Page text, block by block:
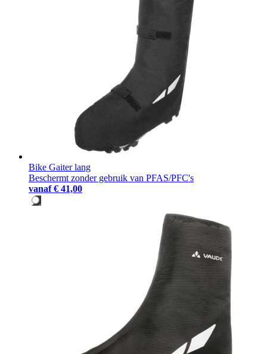
Bike Gaiter lang
Beschermt zonder gebruik van PFAS/PFC's
vanaf € 41,00